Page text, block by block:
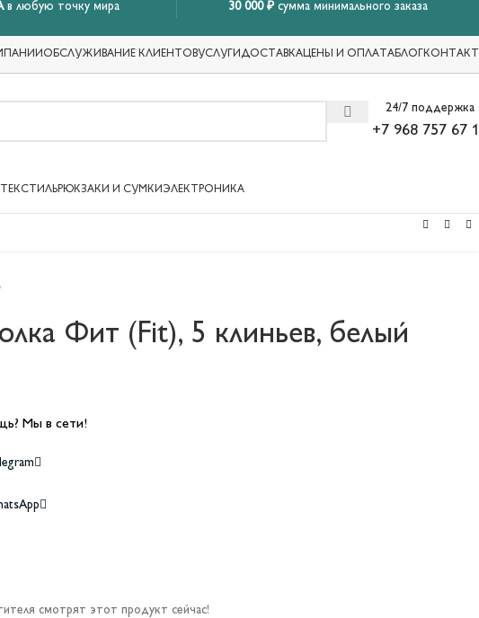
в любую точку мира 30 000 ₽сумма минимального заказа
ОБСЛУЖИВАНИЕ КЛИЕНТОВУСЛУГИДОСТАВКАЦЕНЫ И ОПЛАТАБЛОГ
24/7 поддержка
+7 968 757 67
ТЕКСТИЛЬРЮКЗАКИ И СУМКИ ЭЛЕКТРОНИКА
Фит (Fit), 5 клиньев, белый
Мы в сети!
смотрят этот продукт сейчас!